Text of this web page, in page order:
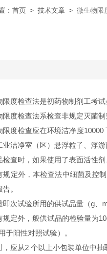
： 首页 > 技术文章 > 微生物限
限度检查法是初药物制剂工考
限度检查法系检查非规定灭菌
限度检查应在环境洁净度
业洁净室（区）悬浮粒子、浮
检查时，如果使用了表面活性
规定外，本检查法中细菌及控
。
即次试验所用的供试品量（g、
规定外，般供试品的检验量为
于阳性对照试验）。
，应从2 个以上小包装单位中抽